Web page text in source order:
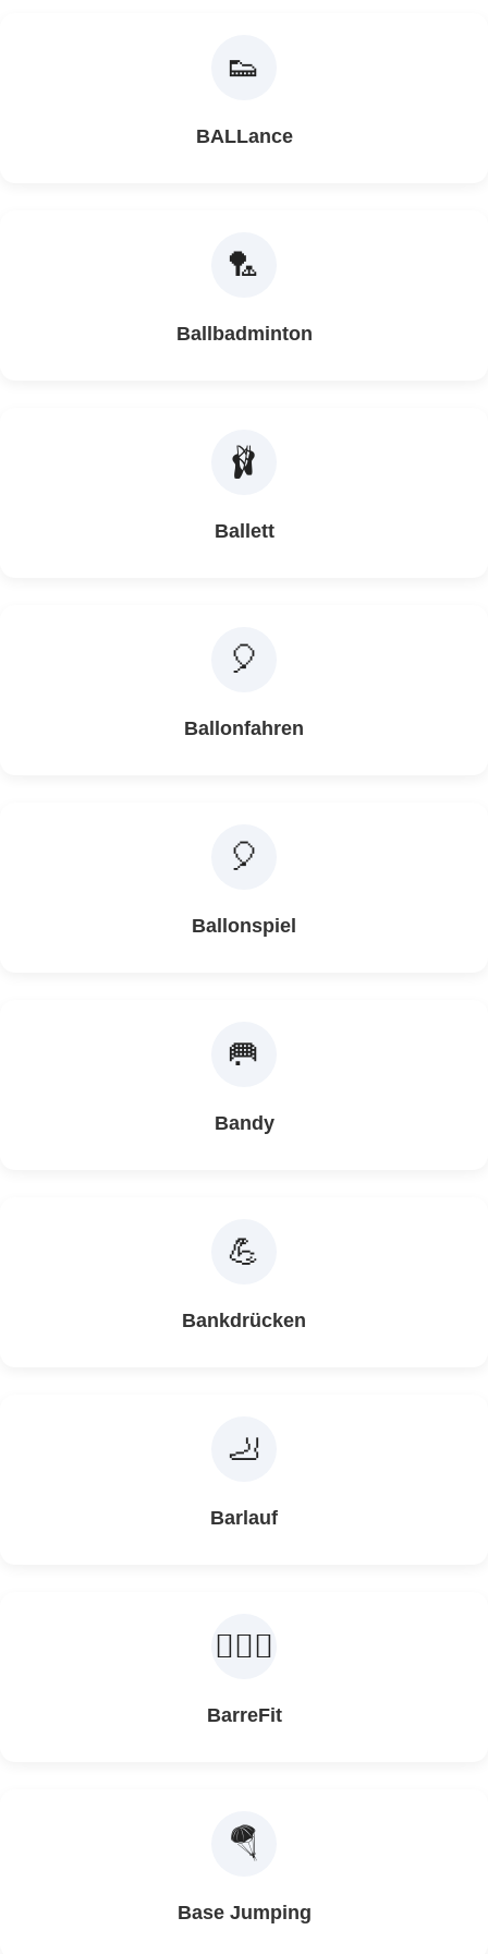
👟
BALLance
🏸
Ballbadminton
🩰
Ballett
🎈
Ballonfahren
🎈
Ballonspiel
🥅
Bandy
💪
Bankdrücken
🦶
Barlauf
🤸🏽‍♀️
BarreFit
🪂
Base Jumping